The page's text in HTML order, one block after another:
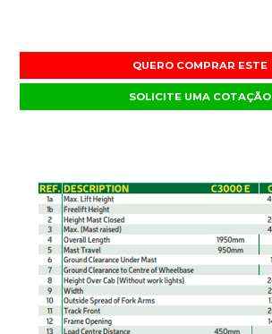
QUERO COMPRAR ESTE
SOLICITE UMA COTAÇÃO